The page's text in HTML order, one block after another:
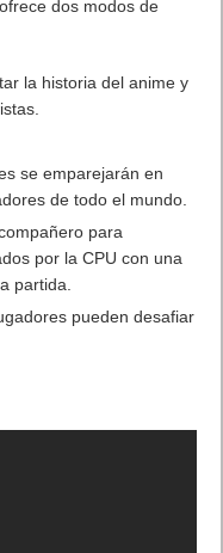
dos modos de
la historia del anime y
se emparejarán en
de todo el mundo.
para
por la CPU con una
partida.
pueden desafiar